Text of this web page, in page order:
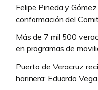
Felipe Pineda y
conformación del
Más de 7 mil 500
en programas de
Puerto de Veracruz
harinera: Eduardo Vega